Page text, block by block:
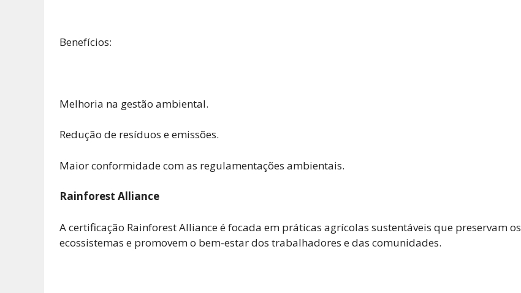
Benefícios:
Melhoria na gestão ambiental.
Redução de resíduos e emissões.
Maior conformidade com as regulamentações ambientais.
Rainforest Alliance
A certificação Rainforest Alliance é focada em práticas agrícolas sustentáveis que preservam os
ecossistemas e promovem o bem-estar dos trabalhadores e das comunidades.